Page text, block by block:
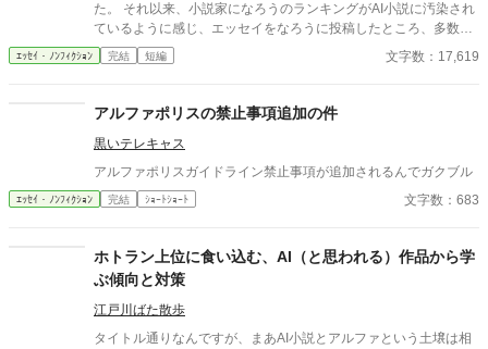
た。 それ以来、小説家になろうのランキングがAI小説に汚染され
ているように感じ、エッセイをなろうに投稿したところ、多数の
反響をいただきました。 なろう民のノウハウを結集した、AI小説
のみわけかたです。 いただいたノウハウは随時更新中です。 アル
けかたなどコメントいただけるとありがたいです。 なお、いただ
いたノウハウは本文に追記し、他サイトにも掲載します。本文に
記載しないでほしい方は、コメント欄にその旨あわせて明記して
ください。
ｴｯｾｲ・ﾉﾝﾌｨｸｼｮﾝ 完結 短編 文字数：17,619
アルファポリスの禁止事項追加の件
黒いテレキャス
アルファポリスガイドライン禁止事項が追加されるんでガクブル
ｴｯｾｲ・ﾉﾝﾌｨｸｼｮﾝ 完結 ｼｮｰﾄｼｮｰﾄ 文字数：683
ホトラン上位に食い込む、AI（と思われる）作品から学
ぶ傾向と対策
江戸川ばた散歩
タイトル通りなんですが、まあAI小説とアルファという土壌は相